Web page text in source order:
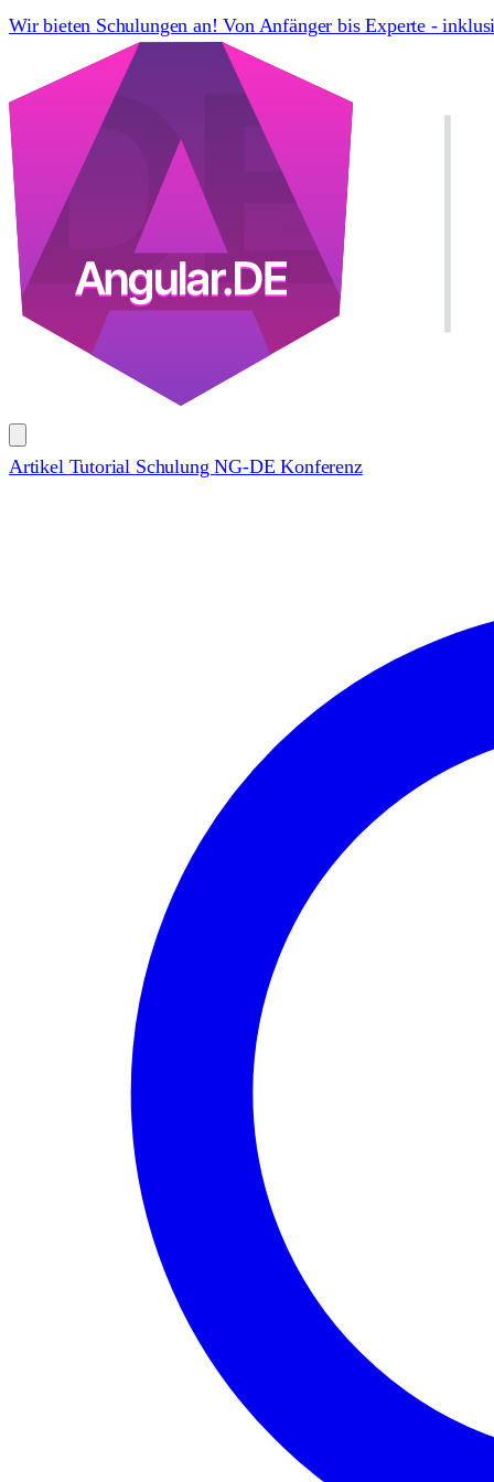
Wir bieten Schulungen an! Von Anfänger bis Experte -
Artikel Tutorial SchulungNG-DE Konferenz